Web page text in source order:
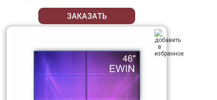
ЗАКАЗАТЬ